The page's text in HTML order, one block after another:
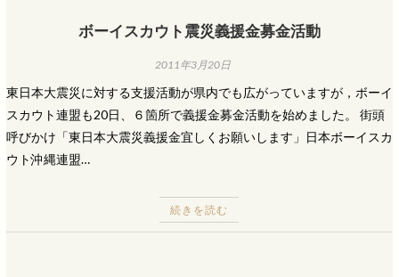
ボーイスカウト震災義援金募金活動
2011年3月20日
東日本大震災に対する支援活動が県内でも広がっていますが，ボーイ
スカウト連盟も20日、６箇所で義援金募金活動を始めました。 街頭
呼びかけ「東日本大震災義援金宜しくお願いします」日本ボーイスカ
ウト沖縄連盟…
続きを読む